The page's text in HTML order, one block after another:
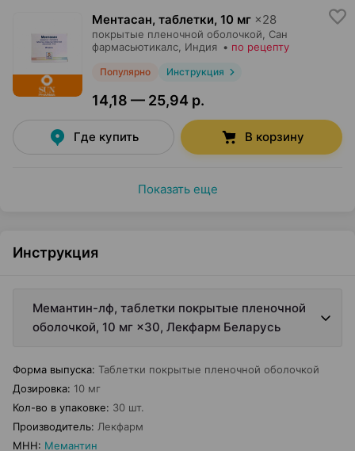
Ментасан, таблетки, 10 мг ×28
покрытые пленочной оболочкой,
Сан
фармасьютикалс , Индия • по рецепту
Популярно Инструкция
14,18 — 25,94 р.
Где купить В корзину
Показать еще
Инструкция
Мемантин-лф, таблетки покрытые пленочной
оболочкой, 10 мг ×30, Лекфарм Беларусь
Форма выпуска: Таблетки покрытые пленочной оболочкой
Дозировка: 10 мг
Кол-во в упаковке: 30 шт.
Производитель: Лекфарм
МНН: Мемантин